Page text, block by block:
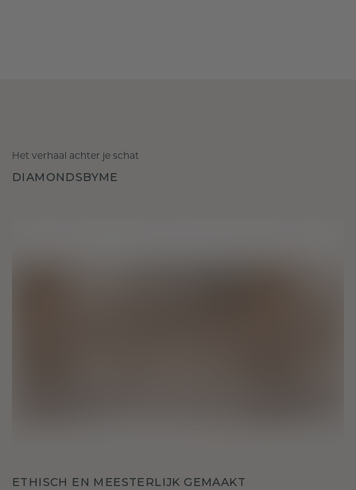
Het verhaal achter je schat
DIAMONDSBYME
ETHISCH EN MEESTERLIJK GEMAAKT